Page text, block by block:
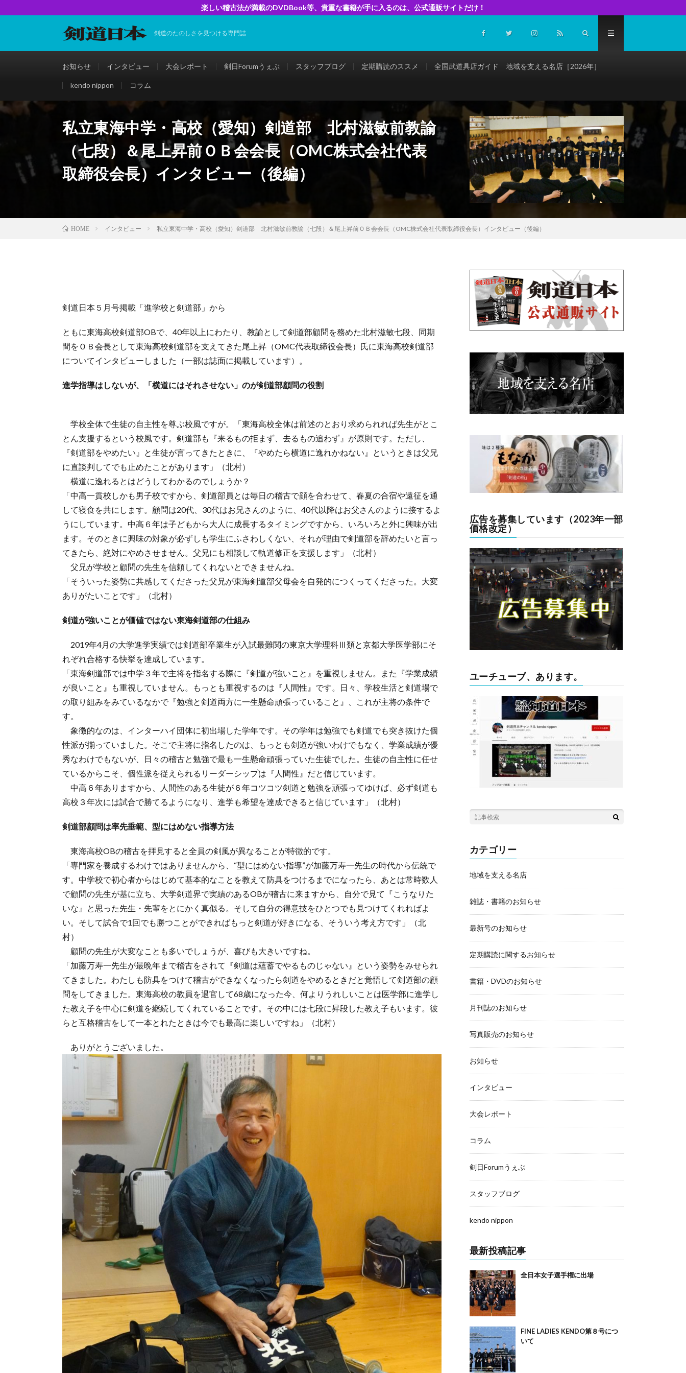
楽しい稽古法が満載のDVDBook等、貴重な書籍が手に入るのは、公式通販サイトだけ！
剣道のたのしさを見つける専門誌
お知らせ インタビュー 大会レポート 剣日Forumうぇぶ スタッフブログ 定期購読のススメ 全国武道具店ガイド 地域を支える名店［2026年］
kendo nippon コラム
私立東海中学・高校（愛知）剣道部 北村滋敏前教諭
（七段）＆尾上昇前ＯＢ会会長（OMC株式会社代表
取締役会長）インタビュー（後編）
HOME インタビュー 私立東海中学・高校（愛知）剣道部 北村滋敏前教諭（七段）＆尾上昇前ＯＢ会会長（OMC株式会社代表取締役会長）インタビュー（後編）
剣道日本５月号掲載「進学校と剣道部」から
ともに東海高校剣道部OBで、40年以上にわたり、教諭として剣道部顧問を務めた北村滋敏七段、同期
間をＯＢ会長として東海高校剣道部を支えてきた尾上昇（OMC代表取締役会長）氏に東海高校剣道部
についてインタビューしました（一部は誌面に掲載しています）。
進学指導はしないが、「横道にはそれさせない」のが剣道部顧問の役割
学校全体で生徒の自主性を尊ぶ校風ですが。「東海高校全体は前述のとおり求められれば先生がとこ
とん支援するという校風です。剣道部も『来るもの拒まず、去るもの追わず』が原則です。ただし、
『剣道部をやめたい』と生徒が言ってきたときに、『やめたら横道に逸れかねない』というときは父兄
に直談判してでも止めたことがあります」（北村）
横道に逸れるとはどうしてわかるのでしょうか？
「中高一貫校しかも男子校ですから、剣道部員とは毎日の稽古で顔を合わせて、春夏の合宿や遠征を通
して寝食を共にします。顧問は20代、30代はお兄さんのように、40代以降はお父さんのように接するよ
うにしています。中高６年は子どもから大人に成長するタイミングですから、いろいろと外に興味が出
ます。そのときに興味の対象が必ずしも学生にふさわしくない、それが理由で剣道部を辞めたいと言っ
てきたら、絶対にやめさせません。父兄にも相談して軌道修正を支援します」（北村）
父兄が学校と顧問の先生を信頼してくれないとできませんね。
「そういった姿勢に共感してくださった父兄が東海剣道部父母会を自発的につくってくださった。大変
ありがたいことです」（北村）
剣道が強いことが価値ではない東海剣道部の仕組み
2019年4月の大学進学実績では剣道部卒業生が入試最難関の東京大学理科Ⅲ類と京都大学医学部にそ
れぞれ合格する快挙を達成しています。
「東海剣道部では中学３年で主将を指名する際に『剣道が強いこと』を重視しません。また『学業成績
が良いこと』も重視していません。もっとも重視するのは『人間性』です。日々、学校生活と剣道場で
の取り組みをみているなかで『勉強と剣道両方に一生懸命頑張っていること』、これが主将の条件で
す。
象徴的なのは、インターハイ団体に初出場した学年です。その学年は勉強でも剣道でも突き抜けた個
性派が揃っていました。そこで主将に指名したのは、もっとも剣道が強いわけでもなく、学業成績が優
秀なわけでもないが、日々の稽古と勉強で最も一生懸命頑張っていた生徒でした。生徒の自主性に任せ
ているからこそ、個性派を従えられるリーダーシップは『人間性』だと信じています。
中高６年ありますから、人間性のある生徒が６年コツコツ剣道と勉強を頑張ってゆけば、必ず剣道も
高校３年次には試合で勝てるようになり、進学も希望を達成できると信じています」（北村）
剣道部顧問は率先垂範、型にはめない指導方法
東海高校OBの稽古を拝見すると全員の剣風が異なることが特徴的です。
「専門家を養成するわけではありませんから、“型にはめない指導”が加藤万寿一先生の時代から伝統で
す。中学校で初心者からはじめて基本的なことを教えて防具をつけるまでになったら、あとは常時数人
で顧問の先生が基に立ち、大学剣道界で実績のあるOBが稽古に来ますから、自分で見て『こうなりた
いな』と思った先生・先輩をとにかく真似る。そして自分の得意技をひとつでも見つけてくれればよ
い。そして試合で1回でも勝つことができればもっと剣道が好きになる、そういう考え方です」（北
村）
顧問の先生が大変なことも多いでしょうが、喜びも大きいですね。
「加藤万寿一先生が最晩年まで稽古をされて『剣道は蘊蓄でやるものじゃない』という姿勢をみせられ
てきました。わたしも防具をつけて稽古ができなくなったら剣道をやめるときだと覚悟して剣道部の顧
問をしてきました。東海高校の教員を退官して68歳になった今、何よりうれしいことは医学部に進学し
た教え子を中心に剣道を継続してくれていることです。その中には七段に昇段した教え子もいます。彼
らと互格稽古をして一本とれたときは今でも最高に楽しいですね」（北村）
ありがとうございました。
広告を募集しています（2023年一部
価格改定）
ユーチューブ、あります。
カテゴリー
地域を支える名店
雑誌・書籍のお知らせ
最新号のお知らせ
定期購読に関するお知らせ
書籍・DVDのお知らせ
月刊誌のお知らせ
写真販売のお知らせ
お知らせ
インタビュー
大会レポート
コラム
剣日Forumうぇぶ
スタッフブログ
kendo nippon
最新投稿記事
全日本女子選手権に出場
FINE LADIES KENDO第８号につ
いて